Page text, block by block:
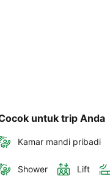
untuk trip Anda
Kamar mandi pribadi
Shower Lift